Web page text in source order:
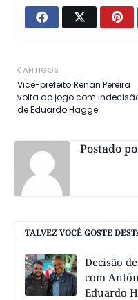
ANTIGOS
Vice-prefeito Renan Pereira
volta ao jogo com
de Eduardo Hagge
Postado
TALVEZ VOCÊ GOSTE
Decisão
com
Eduardo